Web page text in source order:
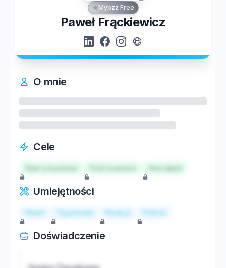
Mybzz Free
Paweł Frąckiewicz
O mnie
Cele
Start a business Hire talent
Umiejętności
React TypeScript Node.js Python
Doświadczenie